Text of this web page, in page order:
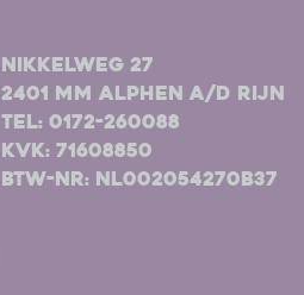
Nikkelweg 27
2401 MM Alphen a/d Rijn
Tel: 0172-260088
Kvk: 71608850
BTW-nr: NL002054270B37